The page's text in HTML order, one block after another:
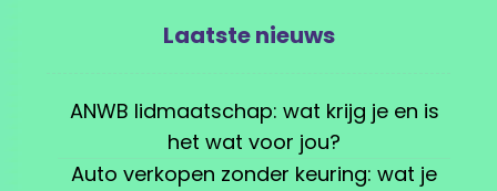
het wat voor jou?
Auto verkopen zonder keuring: wat je
moet weten